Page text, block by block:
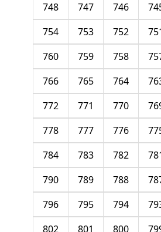
746
747
748
752
753
754
758
759
760
764
765
766
770
771
772
776
777
778
782
783
784
788
789
790
794
795
796
800
801
802